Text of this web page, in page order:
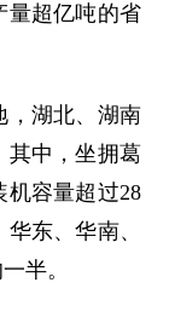
量超亿吨的省
湖北、湖南
其中，坐拥葛
机容量超过28
东、华南、
半。